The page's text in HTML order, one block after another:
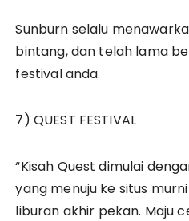
Sunburn selalu
bintang, dan telah lama
festival anda.
7) QUEST FESTIVAL
“Kisah Quest dimulai
yang menuju ke situs
liburan akhir pekan. Maju